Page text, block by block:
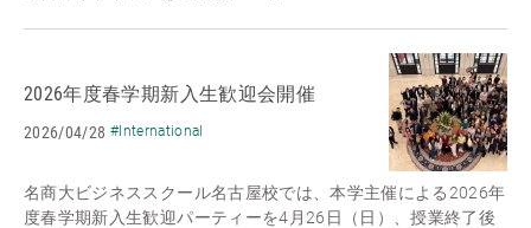
2026年度春学期新入生歓迎会開催
2026/04/28 #International
名商大ビジネススクール名古屋校では、本学主催による2026年
度春学期新入生歓迎パーティーを4月26日（日）、授業終了後